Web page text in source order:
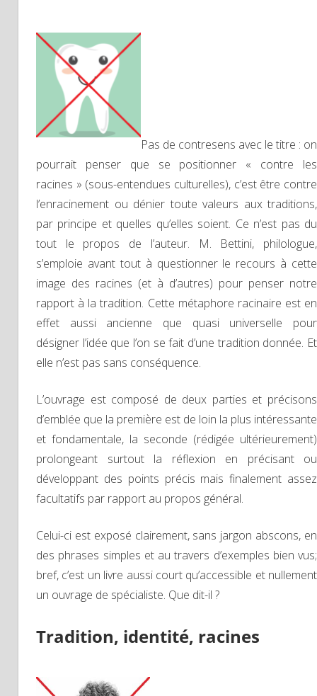
Pas de contresens avec le titre : on
pourrait penser que se positionner « contre les
racines » (sous-entendues culturelles), c’est être contre
l’enracinement ou dénier toute valeurs aux traditions,
par principe et quelles qu’elles soient. Ce n’est pas du
tout le propos de l’auteur. M. Bettini, philologue,
s’emploie avant tout à questionner le recours à cette
image des racines (et à d’autres) pour penser notre
rapport à la tradition. Cette métaphore racinaire est en
effet aussi ancienne que quasi universelle pour
désigner l’idée que l’on se fait d’une tradition donnée. Et
elle n’est pas sans conséquence.
L’ouvrage est composé de deux parties et précisons
d’emblée que la première est de loin la plus intéressante
et fondamentale, la seconde (rédigée ultérieurement)
prolongeant surtout la réflexion en précisant ou
développant des points précis mais finalement assez
facultatifs par rapport au propos général.
Celui-ci est exposé clairement, sans jargon abscons, en
des phrases simples et au travers d’exemples bien vus;
bref, c’est un livre aussi court qu’accessible et nullement
un ouvrage de spécialiste. Que dit-il ?
Tradition, identité, racines